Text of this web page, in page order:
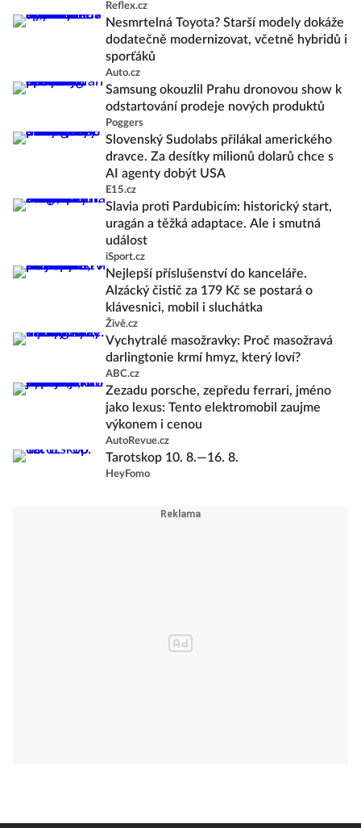
Reflex.cz
Nesmrtelná Toyota? Starší modely dokáže
dodatečně modernizovat, včetně hybridů i
sporťáků
Auto.cz
Samsung okouzlil Prahu dronovou show k
odstartování prodeje nových produktů
Poggers
Slovenský Sudolabs přilákal amerického
dravce. Za desítky milionů dolarů chce s
AI agenty dobýt USA
E15.cz
Slavia proti Pardubicím: historický start,
uragán a těžká adaptace. Ale i smutná
událost
iSport.cz
Nejlepší příslušenství do kanceláře.
Alzácký čistič za 179 Kč se postará o
klávesnici, mobil i sluchátka
Živě.cz
Vychytralé masožravky: Proč masožravá
darlingtonie krmí hmyz, který loví?
ABC.cz
Zezadu porsche, zepředu ferrari, jméno
jako lexus: Tento elektromobil zaujme
výkonem i cenou
AutoRevue.cz
Tarotskop 10. 8.—16. 8.
HeyFomo